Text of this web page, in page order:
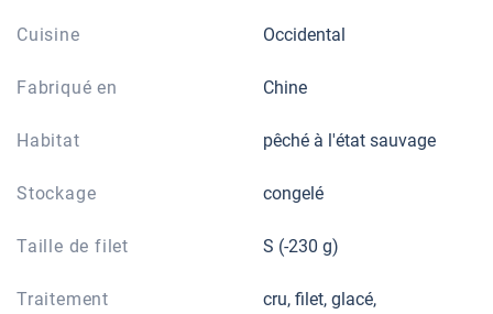
Cuisine Occidental
Fabriqué en Chine
Habitat pêché à l'état sauvage
Stockage congelé
Taille de filet S (-230 g)
Traitement
cru, filet, glacé,